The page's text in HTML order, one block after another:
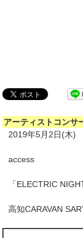
アーティストコンサ
2019年5月2日(木)
access
「ELECTRIC
高知CARAVAN